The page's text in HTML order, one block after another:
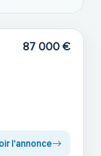
87 000 €
l'annonce